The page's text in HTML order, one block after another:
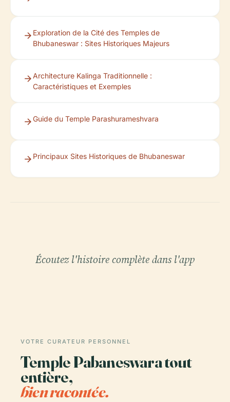
Exploration de la Cité des Temples de
Bhubaneswar : Sites Historiques Majeurs
Architecture Kalinga Traditionnelle :
Caractéristiques et Exemples
Guide du Temple Parashurameshvara
Principaux Sites Historiques de Bhubaneswar
Écoutez l'histoire complète dans l'app
VOTRE CURATEUR PERSONNEL
Temple Pabaneswara tout
entière,
bien racontée.